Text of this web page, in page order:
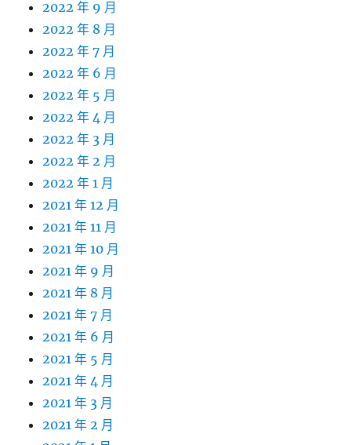
2022 年 9 月
2022 年 8 月
2022 年 7 月
2022 年 6 月
2022 年 5 月
2022 年 4 月
2022 年 3 月
2022 年 2 月
2022 年 1 月
2021 年 12 月
2021 年 11 月
2021 年 10 月
2021 年 9 月
2021 年 8 月
2021 年 7 月
2021 年 6 月
2021 年 5 月
2021 年 4 月
2021 年 3 月
2021 年 2 月